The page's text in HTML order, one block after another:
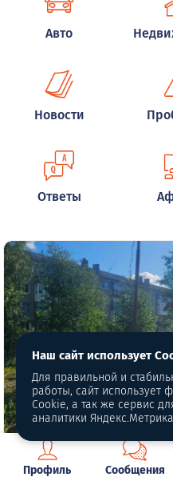
Авто
Новости
Ответы
Автор фото: www.justmedia.ru
Профиль Сообщения
Наш сайт использует
Для правильной и
работы, сайт использует
Cookie, а так же сервис
аналитики Яндекс.Метрика